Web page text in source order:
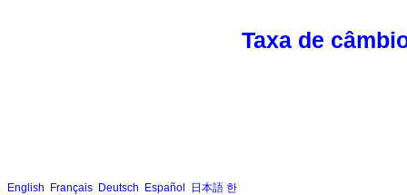
Taxa de
English Français Deutsch Español 日本語 한